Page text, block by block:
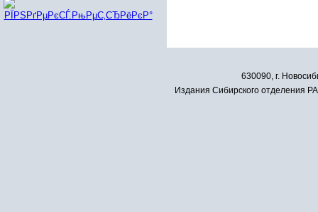
630090, г.
Издания Сибирского отделения